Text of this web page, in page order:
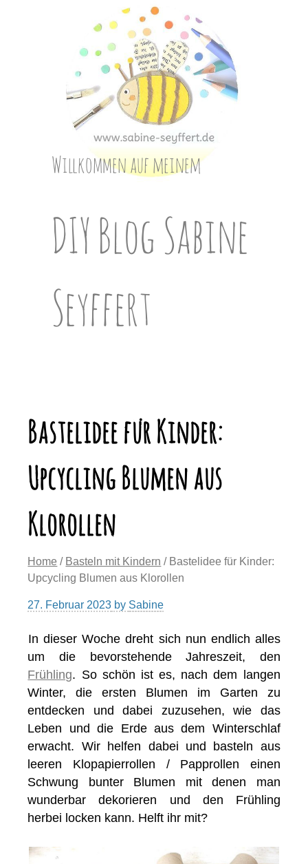
Willkommen auf meinem
DIY Blog Sabine
Seyffert
Bastelidee für Kinder:
Upcycling Blumen aus
Klorollen
Home / Basteln mit Kindern / Bastelidee für Kinder:
Upcycling Blumen aus Klorollen
27. Februar 2023 by Sabine
In dieser Woche dreht sich nun endlich alles
um die bevorstehende Jahreszeit, den
Frühling. So schön ist es, nach dem langen
Winter, die ersten Blumen im Garten zu
entdecken und dabei zuzusehen, wie das
Leben und die Erde aus dem Winterschlaf
erwacht. Wir helfen dabei und basteln aus
leeren Klopapierrollen / Papprollen einen
Schwung bunter Blumen mit denen man
wunderbar dekorieren und den Frühling
herbei locken kann. Helft ihr mit?